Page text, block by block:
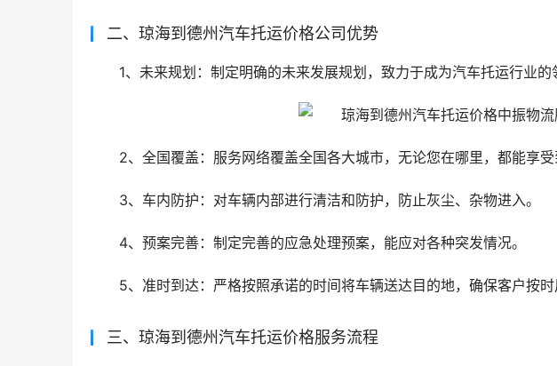
二、琼海到德州汽车托运价格公司优势
1、未来规划：制定明确的未来发展规划，致力于成为汽车托运行业的
2、全国覆盖：服务网络覆盖全国各大城市，无论您在哪里，都能享受
3、车内防护：对车辆内部进行清洁和防护，防止灰尘、杂物进入。
4、预案完善：制定完善的应急处理预案，能应对各种突发情况。
5、准时到达：严格按照承诺的时间将车辆送达目的地，确保客户按时
三、琼海到德州汽车托运价格服务流程